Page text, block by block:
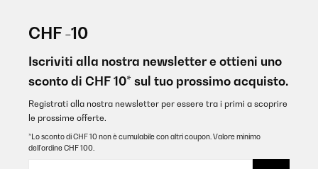
CHF -10
Iscriviti alla nostra newsletter e ottieni uno
sconto di CHF 10* sul tuo prossimo acquisto.
Registrati alla nostra newsletter per essere tra i primi a scoprire
le prossime offerte.
*Lo sconto di CHF 10 non è cumulabile con altri coupon. Valore minimo
dell’ordine CHF 100.